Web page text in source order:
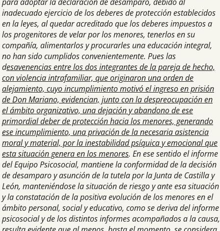
inadecuado ejercicio de los deberes de protección establecidos
en la leyes, al quedar acreditado que los deberes impuestos a
los progenitores de velar por los menores, tenerlos en su
compañía, alimentarlos y procurarles una educación integral,
no han sido cumplidos convenientemente. Pues las
desavenencias entre los dos integrantes de la pareja de hecho,
con violencia intrafamiliar, que originaron una orden de
alejamiento, cuyo incumplimiento motivó el ingreso en prisión
de Don Mariano, evidencian, junto con la despreocupación en
el ámbito organizativo, una dejación y abandono de ese
primordial deber de protección hacia los menores, generando
ese incumplimiento, una privación de la necesaria asistencia
moral y material, por la inestabilidad psíquica y emocional que
esta situación genera en los menores. En ese sentido el informe
del Equipo Psicosocial, mantiene la conformidad de la decisión
de desamparo y asunción de la tutela por la Junta de Castilla y
León, manteniéndose la situación de riesgo y ante esa situación
y la constatación de la positiva evolución de los menores en el
ámbito personal, social y educativo, como se deriva del informe
psicosocial y de los distintos informes acompañados a la causa,